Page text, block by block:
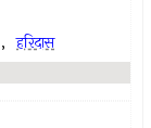
, हरिदास